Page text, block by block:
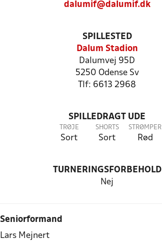
dalumif@dalumif.dk
SPILLESTED
Dalum Stadion
Dalumvej 95D
5250 Odense Sv
Tlf: 6613 2968
SPILLEDRAGT UDE
TRØJE
Sort
SHORTS
Sort
STRØMPER
Rød
TURNERINGSFORBEHOLD
Nej
Seniorformand
Lars Mejnert